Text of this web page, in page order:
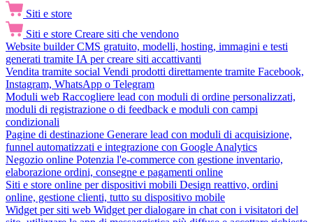
Siti e store
Siti e store Creare siti che vendono
Website builder CMS gratuito, modelli, hosting, immagini e testi
generati tramite IA per creare siti accattivanti
Vendita tramite social Vendi prodotti direttamente tramite Facebook,
Instagram, WhatsApp o Telegram
Moduli web Raccogliere lead con moduli di ordine personalizzati,
moduli di registrazione o di feedback e moduli con campi
condizionali
Pagine di destinazione Generare lead con moduli di acquisizione,
funnel automatizzati e integrazione con Google Analytics
Negozio online Potenzia l'e-commerce con gestione inventario,
elaborazione ordini, consegne e pagamenti online
Siti e store online per dispositivi mobili Design reattivo, ordini
online, gestione clienti, tutto su dispositivo mobile
Widget per siti web Widget per dialogare in chat con i visitatori del